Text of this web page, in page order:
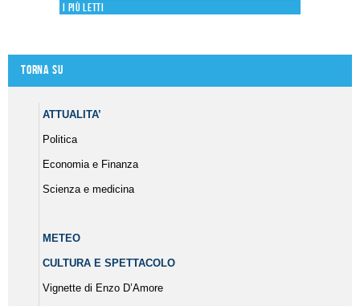
I più letti
Torna su
ATTUALITA’
Politica
Economia e Finanza
Scienza e medicina
METEO
CULTURA E SPETTACOLO
Vignette di Enzo D’Amore